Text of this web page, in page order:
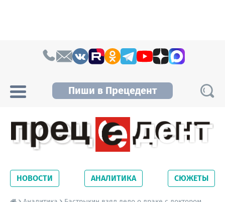
Пиши в Прецедент
Новосибирской области. Читайте свежие
новости на сайте сетевого издания
Precedent.
НОВОСТИ АНАЛИТИКА СЮЖЕТЫ